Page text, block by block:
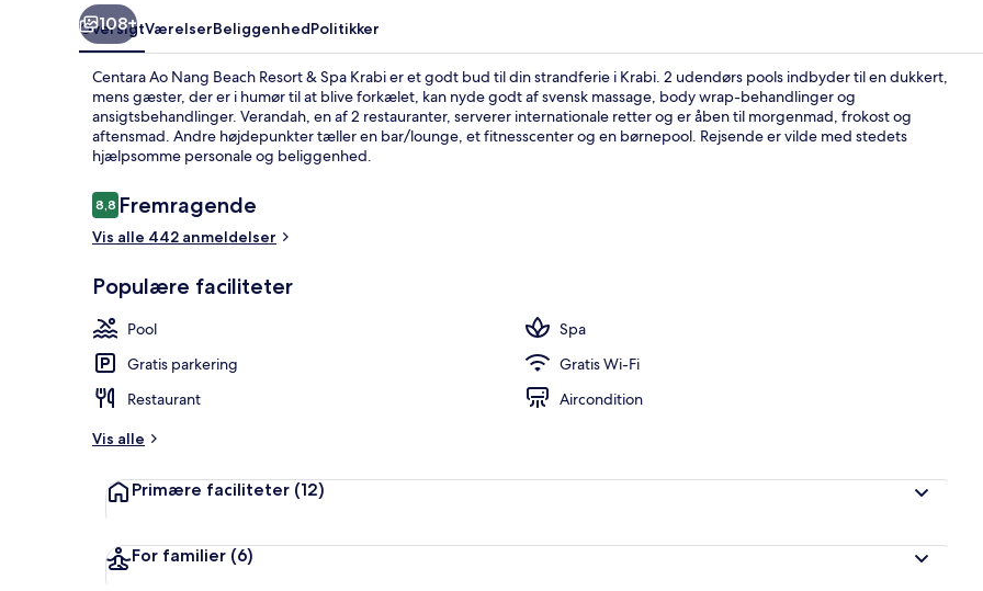
108+
OversigtVærelserBeliggenhedPolitikker
Centara Ao Nang Beach Resort & Spa Krabi er et godt bud til din strandferie i Krabi. 2 udendørs pools indbyder til en dukkert,
mens gæster, der er i humør til at blive forkælet, kan nyde godt af svensk massage, body wrap-behandlinger og
ansigtsbehandlinger. Verandah, en af 2 restauranter, serverer internationale retter og er åben til morgenmad, frokost og
aftensmad. Andre højdepunkter tæller en bar/lounge, et fitnesscenter og en børnepool. Rejsende er vilde med stedets
hjælpsomme personale og beliggenhed.
Anmeldelser
8,88,8 ud af 10.
Fremragende
Vis alle 442 anmeldelser
Populære faciliteter
Pool
Spa
Gratis parkering
Gratis Wi-Fi
Restaurant
Aircondition
Vis alle
Primære faciliteter (12)
For familier (6)